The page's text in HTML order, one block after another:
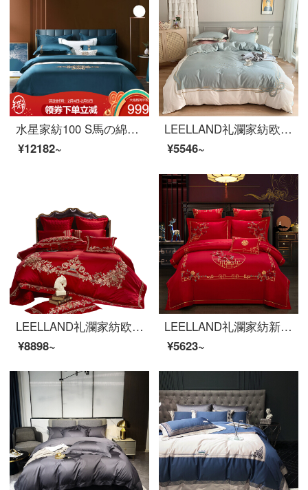
水星家紡100 S馬の綿の4点セットの純綿布団カバーのシーツ枕カバーの寝具セットのダブルカバーセットのグラス1.8メートル
¥12182~
LEELLAND礼瀾家紡欧風ロマンチックフラワー60本の綿綿綿綿綿綿綿綿綿綿綿綿綿綿布団4点セットのナイス雪-緑妍四点セット1.8-2.0メートルベッド/220*240 cm
¥5546~
LEELLAND礼瀾家紡欧式軽奢結婚式大紅結婚式ベッド用品四点セット純綿欧式刺繍ベッド品多点セットパリの恋人四点セット1.8-2.0メートルベッド/220*240 cm
¥8898~
LEELLAND礼瀾家紡新中国式大紅結婚祝い60本の綿刺繍の全綿寝具4点セットの結婚ベッド用品セットアイイ1.8-2.0メートルベッド/220*240 cm
¥5623~